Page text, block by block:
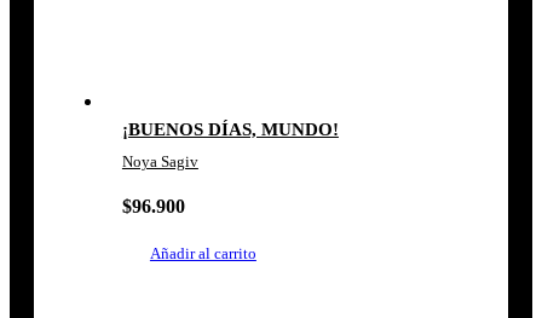
¡BUENOS DÍAS, MUNDO!
Noya Sagiv
$96.900
Añadir al carrito